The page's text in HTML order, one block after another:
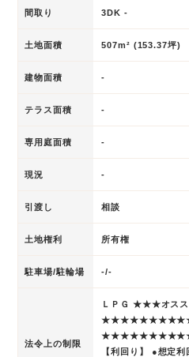
間取り 3DK -
土地面積 507m² (153.37坪)
建物面積 -
テラス面積 -
専用庭面積 -
現況 -
引渡し 相談
土地権利 所有権
駐車場/駐輪場 -/-
法令上の制限
ＬＰＧ ★★★オスス
【利回り】 ●想定